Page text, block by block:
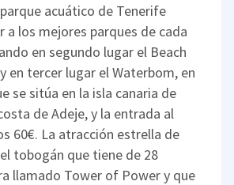
acuático de Tenerife
a los mejores parques de cada
en segundo lugar el Beach
en tercer lugar el Waterbom, en
se sitúa en la isla canaria de
de Adeje, y la entrada al
60€. La atracción estrella de
tobogán que tiene de 28
llamado Tower of Power y que